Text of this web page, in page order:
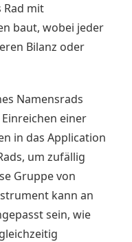
Rad mit
baut, wobei jeder
Bilanz oder
Namensrads
einer
in das Application
um zufällig
Gruppe von
kann an
sein, wie